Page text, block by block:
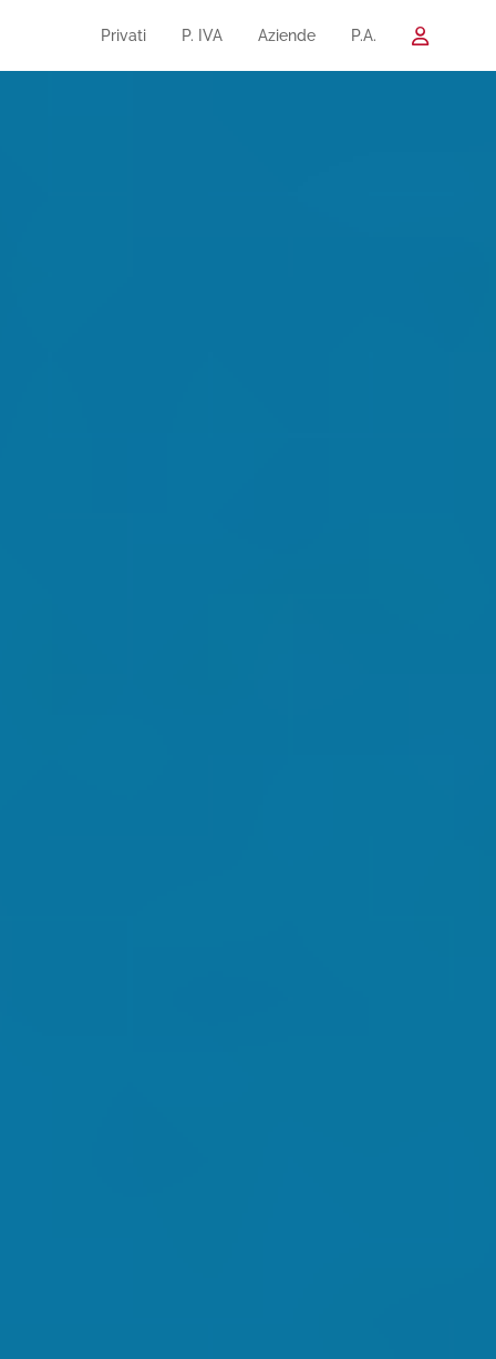
Privati P. IVA Aziende P.A.